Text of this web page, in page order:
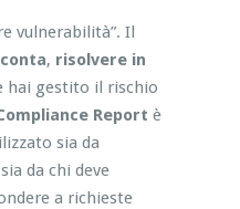
vulnerabilità”. Il
, risolvere in
hai gestito il rischio
Report è
sia da
da chi deve
a richieste